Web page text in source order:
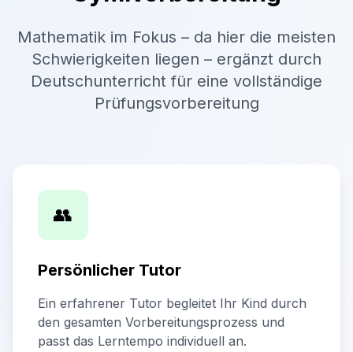
Mathematik im Fokus – da hier die meisten
Schwierigkeiten liegen – ergänzt durch
Deutschunterricht für eine vollständige
Prüfungsvorbereitung
👥
Persönlicher Tutor
Ein erfahrener Tutor begleitet Ihr Kind durch
den gesamten Vorbereitungsprozess und
passt das Lerntempo individuell an.